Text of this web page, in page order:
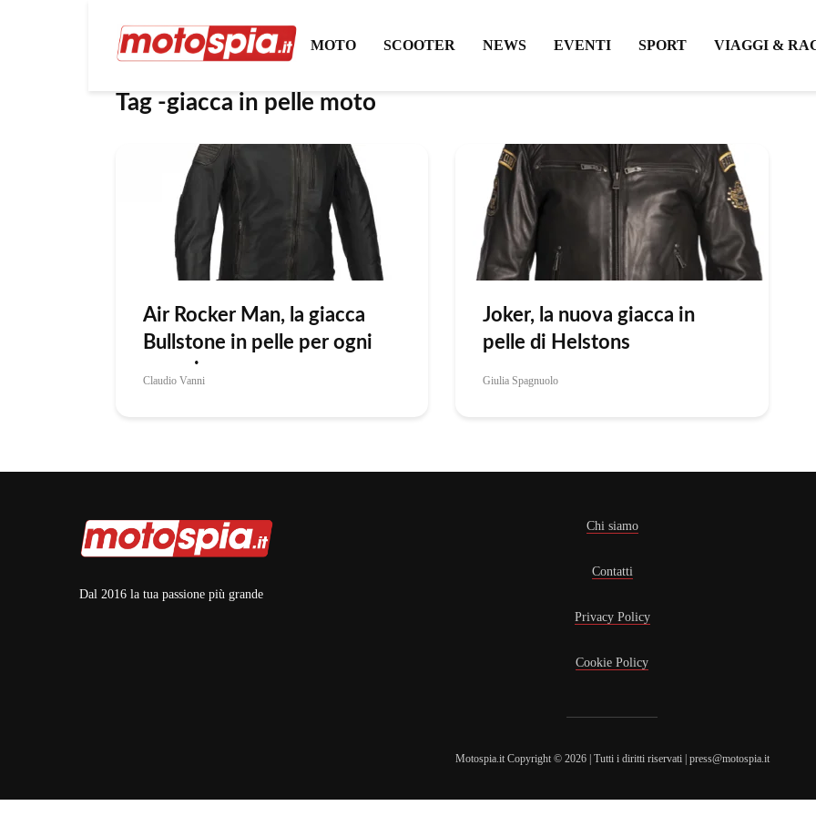
MOTO SCOOTER NEWS EVENTI SPORT VIAGGI &
Tag -giacca in pelle moto
Air Rocker Man, la giacca
Bullstone in pelle per ogni
occasione
Claudio Vanni
Joker, la nuova giacca in
pelle di Helstons
Giulia Spagnuolo
Dal 2016 la tua passione più grande
Chi siamo
Contatti
Privacy Policy
Cookie Policy
Motospia.it Copyright © 2026 | Tutti i diritti riservati | press@motospia.it